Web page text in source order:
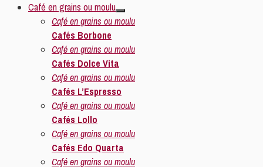
Café en grains ou moulu
Café en grains ou moulu
Cafés Borbone
Café en grains ou moulu
Cafés Dolce Vita
Café en grains ou moulu
Cafés L’Espresso
Café en grains ou moulu
Cafés Lollo
Café en grains ou moulu
Cafés Edo Quarta
Café en grains ou moulu